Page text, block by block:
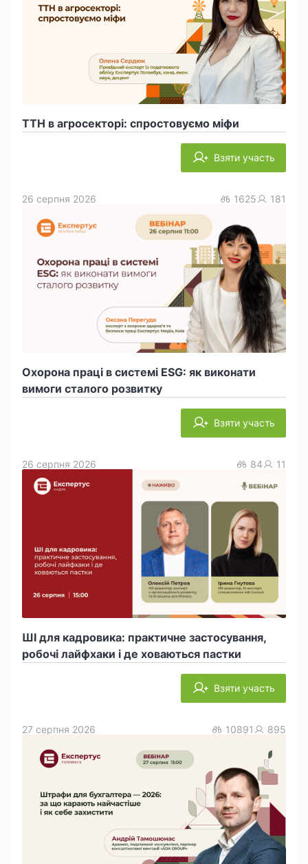
ТТН в агросекторі: спростовуємо міфи
Взяти участь
Охорона праці в системі ESG: як виконати
вимоги сталого розвитку
26 серпня 2026 1625 181
Взяти участь
ШІ для кадровика: практичне застосування,
робочі лайфхаки і де ховаються пастки
26 серпня 2026 84 11
Взяти участь
27 серпня 2026 10891 895